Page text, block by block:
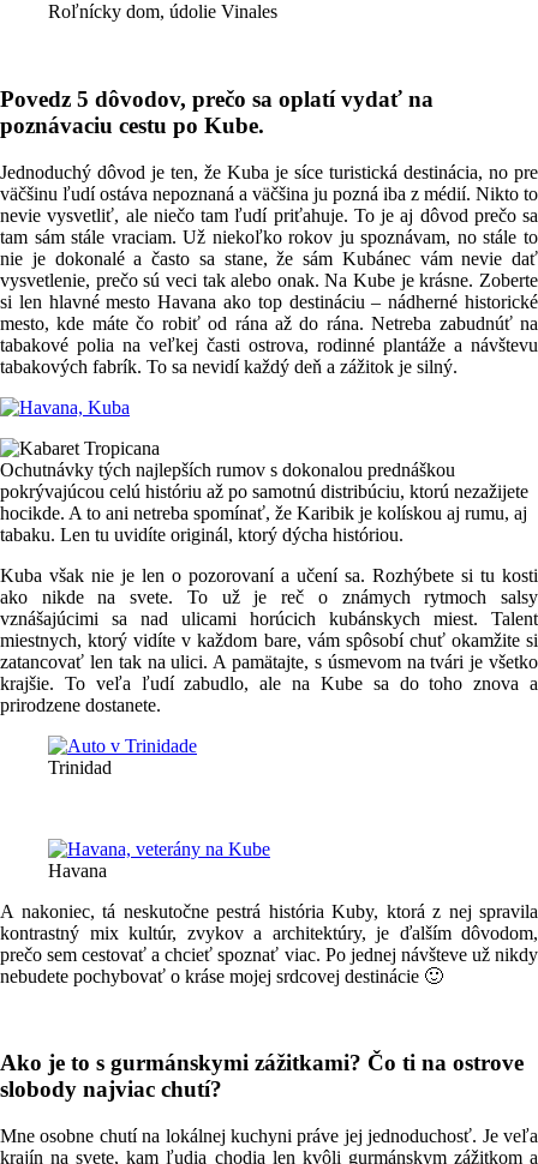
Roľnícky dom, údolie Vinales
Povedz 5 dôvodov, prečo sa oplatí vydať na
poznávaciu cestu po Kube.
Jednoduchý dôvod je ten, že Kuba je síce turistická destinácia, no pre
väčšinu ľudí ostáva nepoznaná a väčšina ju pozná iba z médií. Nikto to
nevie vysvetliť, ale niečo tam ľudí priťahuje. To je aj dôvod prečo sa
tam sám stále vraciam. Už niekoľko rokov ju spoznávam, no stále to
nie je dokonalé a často sa stane, že sám Kubánec vám nevie dať
vysvetlenie, prečo sú veci tak alebo onak. Na Kube je krásne. Zoberte
si len hlavné mesto Havana ako top destináciu – nádherné historické
mesto, kde máte čo robiť od rána až do rána. Netreba zabudnúť na
tabakové polia na veľkej časti ostrova, rodinné plantáže a návštevu
tabakových fabrík. To sa nevidí každý deň a zážitok je silný.
Ochutnávky tých najlepších rumov s dokonalou prednáškou
pokrývajúcou celú históriu až po samotnú distribúciu, ktorú nezažijete
hocikde. A to ani netreba spomínať, že Karibik je kolískou aj rumu, aj
tabaku. Len tu uvidíte originál, ktorý dýcha históriou.
Kuba však nie je len o pozorovaní a učení sa. Rozhýbete si tu kosti
ako nikde na svete. To už je reč o známych rytmoch salsy
vznášajúcimi sa nad ulicami horúcich kubánskych miest. Talent
miestnych, ktorý vidíte v každom bare, vám spôsobí chuť okamžite si
zatancovať len tak na ulici. A pamätajte, s úsmevom na tvári je všetko
krajšie. To veľa ľudí zabudlo, ale na Kube sa do toho znova a
prirodzene dostanete.
Trinidad
Havana
A nakoniec, tá neskutočne pestrá história Kuby, ktorá z nej spravila
kontrastný mix kultúr, zvykov a architektúry, je ďalším dôvodom,
prečo sem cestovať a chcieť spoznať viac. Po jednej návšteve už nikdy
nebudete pochybovať o kráse mojej srdcovej destinácie 🙂
Ako je to s gurmánskymi zážitkami? Čo ti na ostrove
slobody najviac chutí?
Mne osobne chutí na lokálnej kuchyni práve jej jednoduchosť. Je veľa
krajín na svete, kam ľudia chodia len kvôli gurmánskym zážitkom a